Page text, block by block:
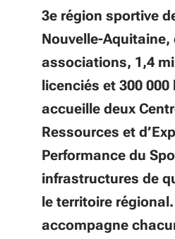
3e région sportive
Nouvelle-Aquitaine,
associations, 1,4
licenciés et 300 000
accueille deux
Ressources et
Performance du
infrastructures de
le territoire
accompagne